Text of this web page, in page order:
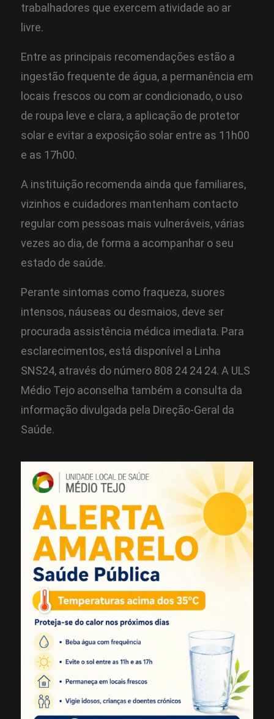
trabalhadores que exercem atividade ao ar
livre.
Entre as principais recomendações estão a
ingestão frequente de água, a permanência em
locais frescos ou com ar condicionado, o uso
de roupa leve e clara, a aplicação de protetor
solar e evitar a exposição solar entre as 11h00
e as 17h00.
A instituição recomenda ainda que familiares,
vizinhos e cuidadores mantenham contacto
regular com pessoas mais vulneráveis, várias
vezes ao dia, de forma a acompanhar o seu
estado de saúde.
Perante sintomas como fraqueza, suores
intensos, náuseas ou desmaios, deve ser
procurada assistência médica imediata. Para
esclarecimentos, está disponível a Linha
SNS24, através do número 808 24 24 24. A ULS
Médio Tejo aconselha também a consulta da
informação divulgada pela Direção-Geral da
Saúde.